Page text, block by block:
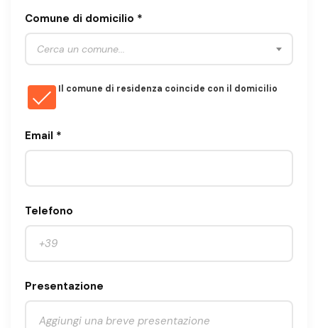
Comune di domicilio *
Cerca un comune...
Il comune di residenza coincide con il domicilio
Email *
Telefono
Presentazione